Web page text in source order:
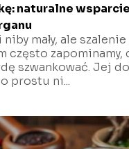
naturalne
mały, ale szalenie
często
szwankować. Jej
prostu ni...